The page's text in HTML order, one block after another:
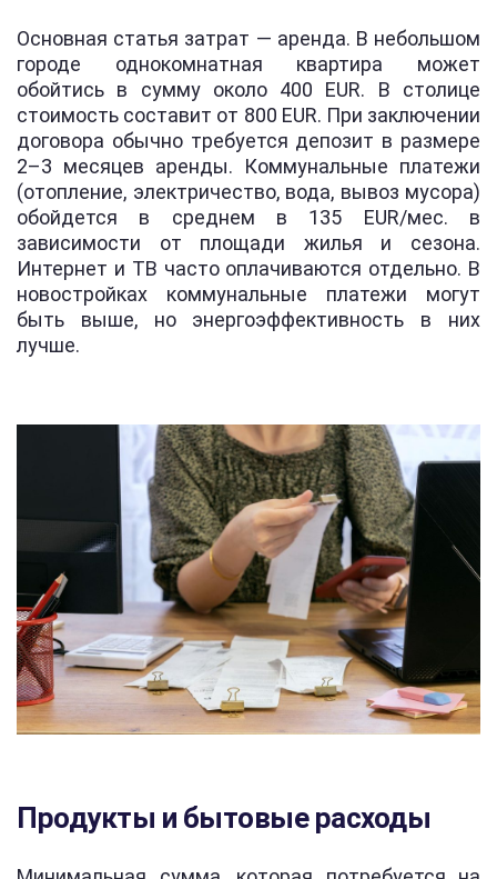
Основная статья затрат — аренда. В небольшом
городе однокомнатная квартира может
обойтись в сумму около 400 EUR. В столице
стоимость составит от 800 EUR. При заключении
договора обычно требуется депозит в размере
2–3 месяцев аренды. Коммунальные платежи
(отопление, электричество, вода, вывоз мусора)
обойдется в среднем в 135 EUR/мес. в
зависимости от площади жилья и сезона.
Интернет и ТВ часто оплачиваются отдельно. В
новостройках коммунальные платежи могут
быть выше, но энергоэффективность в них
лучше.
Продукты и бытовые расходы